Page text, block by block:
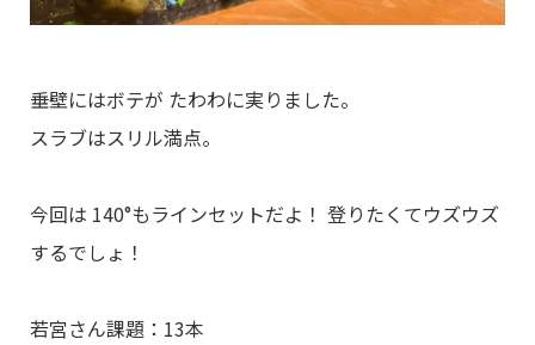
垂壁にはボテが たわわに実りました。
スラブはスリル満点。
今回は 140°もラインセットだよ！ 登りたくてウズウズ
するでしょ！
若宮さん課題：13本